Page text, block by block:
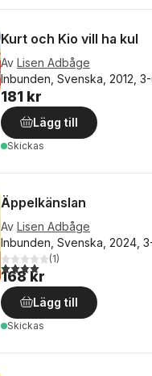
Kurt och Kio vill ha kul
Av Lisen Adbåge
Inbunden, Svenska, 2012,
181 kr
Lägg till
Skickas
Äppelkänslan
Av Lisen Adbåge
Inbunden, Svenska, 2024,
4,0utav 5 stjärnor. Totalt
(1)
168 kr
Lägg till
Skickas